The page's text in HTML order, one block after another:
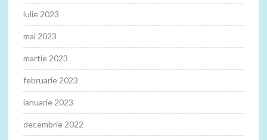
iulie 2023
mai 2023
martie 2023
februarie 2023
ianuarie 2023
decembrie 2022